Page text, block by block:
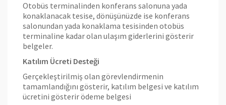
Otobüs terminalinden konferans salonuna yada
konaklanacak tesise, dönüşünüzde ise konferans
salonundan yada konaklama tesisinden otobüs
terminaline kadar olan ulaşım giderlerini gösterir
belgeler.
Katılım Ücreti Desteği
Gerçekleştirilmiş olan görevlendirmenin
tamamlandığını gösterir, katılım belgesi ve katılım
ücretini gösterir ödeme belgesi